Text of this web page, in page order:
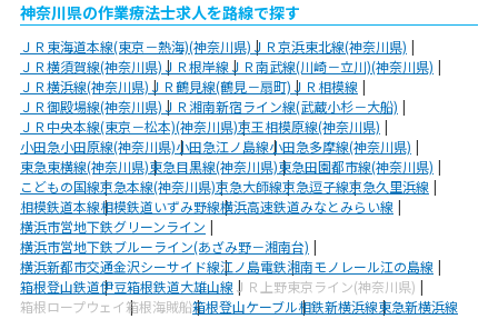
神奈川県の作業療法士求人を路線で探す
ＪＲ東海道本線(東京－熱海)(神奈川県)ＪＲ京浜東北線(神奈川県)
ＪＲ横須賀線(神奈川県)ＪＲ根岸線ＪＲ南武線(川崎－立川)(神奈川県)
ＪＲ横浜線(神奈川県)ＪＲ鶴見線(鶴見－扇町)ＪＲ相模線
ＪＲ御殿場線(神奈川県)ＪＲ湘南新宿ライン線(武蔵小杉－大船)
ＪＲ中央本線(東京－松本)(神奈川県)京王相模原線(神奈川県)
小田急小田原線(神奈川県)小田急江ノ島線小田急多摩線(神奈川県)
東急東横線(神奈川県)東急目黒線(神奈川県)東急田園都市線(神奈川県)
こどもの国線京急本線(神奈川県)京急大師線京急逗子線京急久里浜線
相模鉄道本線相模鉄道いずみ野線横浜高速鉄道みなとみらい線
横浜市営地下鉄グリーンライン
横浜市営地下鉄ブルーライン(あざみ野－湘南台)
横浜新都市交通金沢シーサイド線江ノ島電鉄湘南モノレール江の島線
箱根登山鉄道伊豆箱根鉄道大雄山線 ＪＲ上野東京ライン(神奈川県)
箱根ロープウェイ箱根海賊船箱根登山ケーブル相鉄新横浜線東急新横浜線